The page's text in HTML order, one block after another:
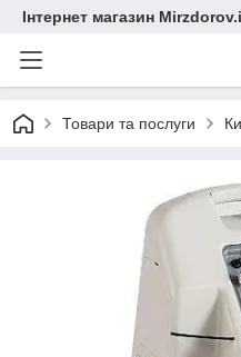
Інтернет магазин
Товари та послуги